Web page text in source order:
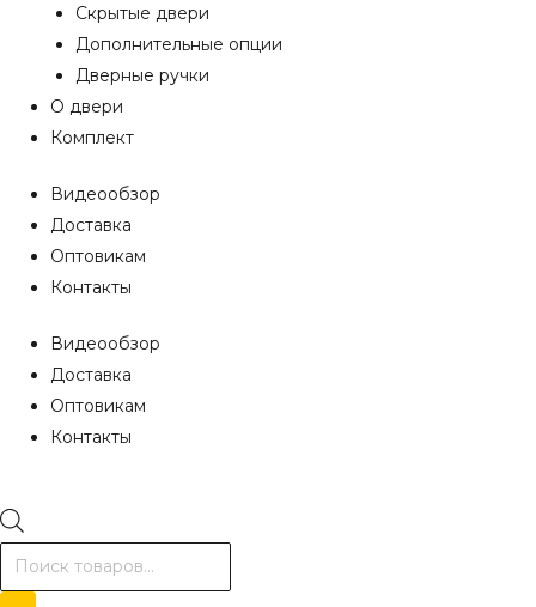
Скрытые двери
Дополнительные опции
Дверные ручки
О двери
Комплект
Видеообзор
Доставка
Оптовикам
Контакты
Видеообзор
Доставка
Оптовикам
Контакты
Поиск
товаров